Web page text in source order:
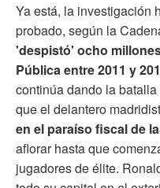
Ya está, la investigación
probado, según la
'despistó' ocho
Pública entre 2011 y
continúa dando la
que el delantero
en el paraíso fiscal de
aflorar hasta que
jugadores de élite.